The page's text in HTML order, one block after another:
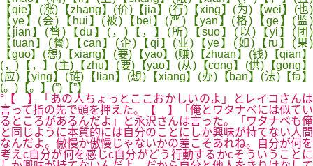
【qie】(涨)【zhang】(价)【jia】(行)【xing】(为)【wei】(也)
【ye】(会)【hui】(被)【bei】(严)【yan】(格)【ge】(监)
【jian】(督)【du】(，)【，】(所)【suo】(以)【yi】(团)
【tuan】(餐)【can】(企)【qi】(业)【ye】(如)【ru】(果)
【guo】(想)【xiang】(要)【yao】(赚)【zhuan】(钱)【qian】
(，)【，】(主)【zhu】(要)【yao】(从)【cong】(供)【gong】
(应)【ying】(链)【lian】(想)【xiang】(办)【ban】(法)【fa】
(。)【。】(”)【”】
°【 】「あの人ちょっとここおかしいのよ」とレイコさんは
言って指の先で頭を押えた。【 】「俺とワタナベには似てい
るところがあるんだよ」と永沢さんは言った。「ワタナベも俺
と同じように本質的には自分のことにしか興味が持てない人間
なんだよ。傲慢か傲慢じゃないかの差こそあれね。自分が何を
考えc自分が何を感じc自分がどう行動するかcそういうことに